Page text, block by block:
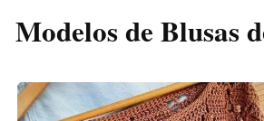
Modelos de Blusas